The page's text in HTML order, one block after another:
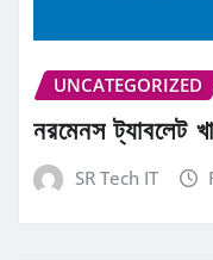
UNCATEGORIZED
নরমেনস ট্যাবলেট
SR Tech IT